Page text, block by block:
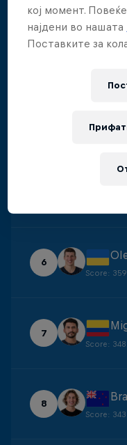
3
Score:365
6
Score:
7
Score:
8
Score:
кој момент.
најдени во нашата
Поставките за